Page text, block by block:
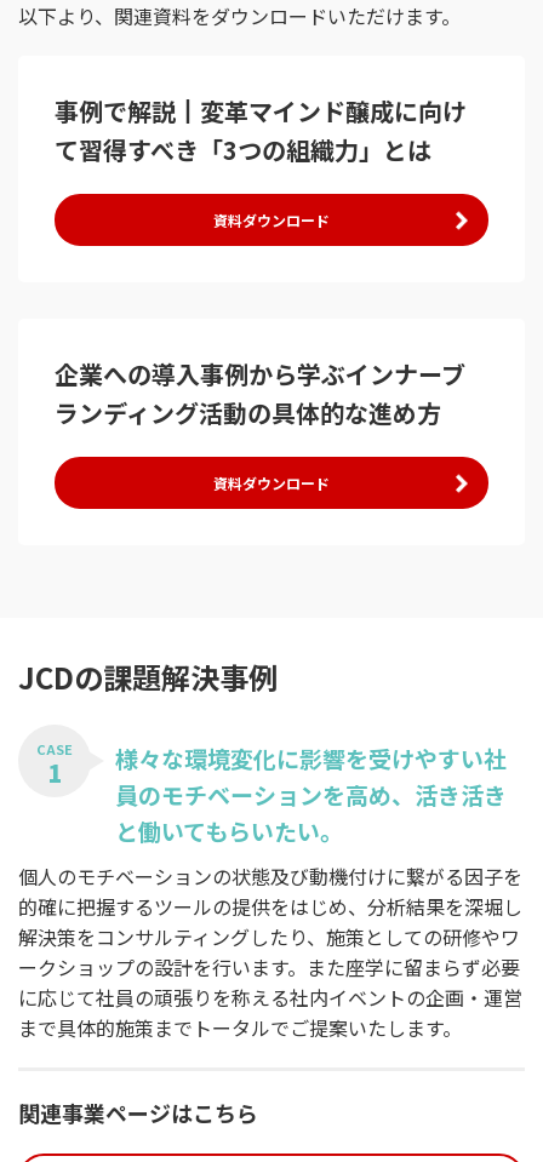
以下より、関連資料をダウンロードいただけます。
事例で解説┃変革マインド醸成に向け
て習得すべき「3つの組織力」とは
資料ダウンロード
企業への導入事例から学ぶインナーブ
ランディング活動の具体的な進め方
資料ダウンロード
JCDの課題解決事例
CASE
1
様々な環境変化に影響を受けやすい社
員のモチベーションを高め、活き活き
と働いてもらいたい。
個人のモチベーションの状態及び動機付けに繋がる因子を
的確に把握するツールの提供をはじめ、分析結果を深堀し
解決策をコンサルティングしたり、施策としての研修やワ
ークショップの設計を行います。また座学に留まらず必要
に応じて社員の頑張りを称える社内イベントの企画・運営
まで具体的施策までトータルでご提案いたします。
関連事業ページはこちら